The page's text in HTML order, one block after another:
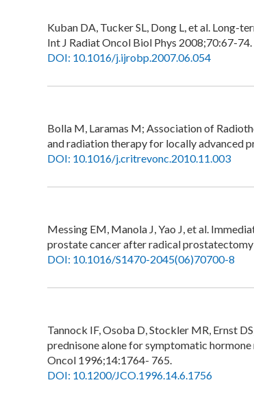
Kuban DA, Tucker SL, Dong L, et al. Long-
Int J Radiat Oncol Biol Phys 2008;70:67-74.
DOI: 10.1016/j.ijrobp.2007.06.054
Bolla M, Laramas M; Association of
and radiation therapy for locally advanced
DOI: 10.1016/j.critrevonc.2010.11.003
Messing EM, Manola J, Yao J, et al.
prostate cancer after radical
DOI: 10.1016/S1470-2045(06)70700-8
Tannock IF, Osoba D, Stockler MR, Ernst
prednisone alone for symptomatic
Oncol 1996;14:1764- 765.
DOI: 10.1200/JCO.1996.14.6.1756